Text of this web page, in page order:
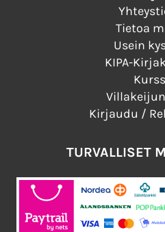
Tietoa
Usein
KIPA-
Kirjaudu /
TURVALLISET